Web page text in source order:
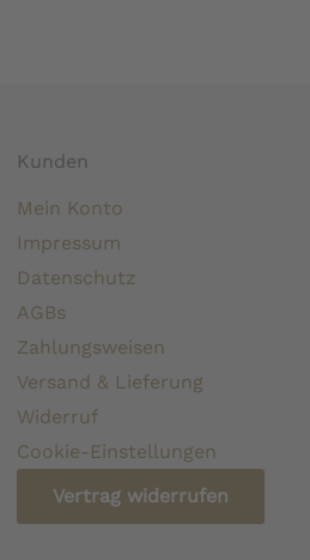
Kunden
Mein Konto
Impressum
Datenschutz
AGBs
Zahlungsweisen
Versand & Lieferung
Widerruf
Cookie-Einstellungen
Vertrag widerrufen